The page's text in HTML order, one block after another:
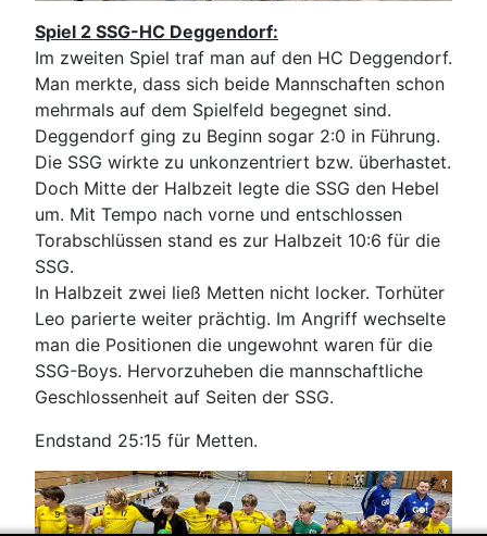
Spiel 2 SSG-HC Deggendorf:
Im zweiten Spiel traf man auf den HC Deggendorf.
Man merkte, dass sich beide Mannschaften schon
mehrmals auf dem Spielfeld begegnet sind.
Deggendorf ging zu Beginn sogar 2:0 in Führung.
Die SSG wirkte zu unkonzentriert bzw. überhastet.
Doch Mitte der Halbzeit legte die SSG den Hebel
um. Mit Tempo nach vorne und entschlossen
Torabschlüssen stand es zur Halbzeit 10:6 für die
SSG.
In Halbzeit zwei ließ Metten nicht locker. Torhüter
Leo parierte weiter prächtig. Im Angriff wechselte
man die Positionen die ungewohnt waren für die
SSG-Boys. Hervorzuheben die mannschaftliche
Geschlossenheit auf Seiten der SSG.
Endstand 25:15 für Metten.